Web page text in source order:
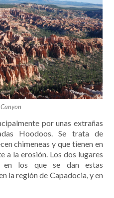
por unas extrañas
Hoodoos. Se trata de
chimeneas y que tienen en
a la erosión. Los dos lugares
en los que se dan estas
la región de Capadocia, y en